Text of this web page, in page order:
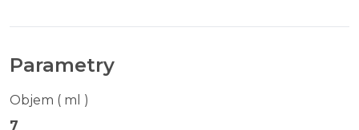
Parametry
Objem ( ml )
7